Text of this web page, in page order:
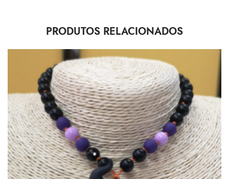
PRODUTOS RELACIONADOS